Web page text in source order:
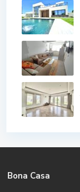
Bona Casa